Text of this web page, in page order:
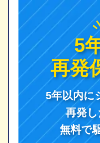
5
再発
5年以内に
再発
無料で